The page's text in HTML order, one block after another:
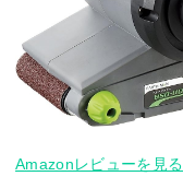
Amazonレビューを見る